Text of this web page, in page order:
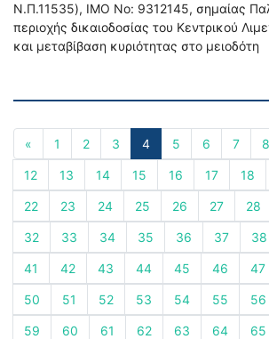
N.Π.11535), ΙΜΟ Νο: 9312145, σημαίας
περιοχής δικαιοδοσίας του Κεντρικού
και μεταβίβαση κυριότητας στο μειοδότη
« 1 2 3 4 5 6 7 8
12 13 14 15 16 17 18
22 23 24 25 26 27 28
32 33 34 35 36 37 38
41 42 43 44 45 46 47
50 51 52 53 54 55 56
59 60 61 62 63 64 65